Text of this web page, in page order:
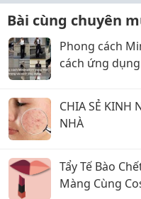
Bài cùng chuyên
Phong cách
cách ứng dụng
CHIA SẺ KINH
NHÀ
Tẩy Tế Bào
Màng Cùng